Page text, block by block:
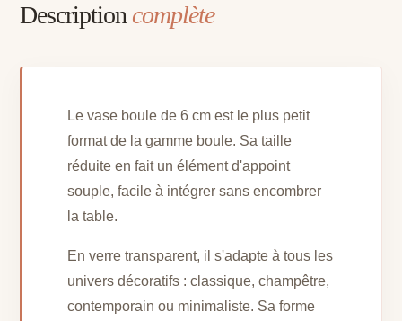
Descriptioncomplète
Le vase boule de 6 cm est le plus petit
format de la gamme boule. Sa taille
réduite en fait un élément d'appoint
souple, facile à intégrer sans encombrer
la table.
En verre transparent, il s'adapte à tous les
univers décoratifs : classique, champêtre,
contemporain ou minimaliste. Sa forme